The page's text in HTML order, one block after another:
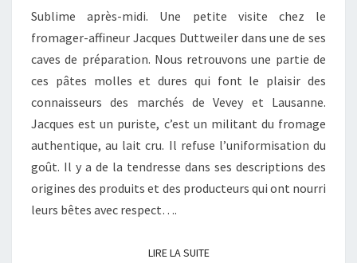
Sublime après-midi. Une petite visite chez le
fromager-affineur Jacques Duttweiler dans une de ses
caves de préparation. Nous retrouvons une partie de
ces pâtes molles et dures qui font le plaisir des
connaisseurs des marchés de Vevey et Lausanne.
Jacques est un puriste, c’est un militant du fromage
authentique, au lait cru. Il refuse l’uniformisation du
goût. Il y a de la tendresse dans ses descriptions des
origines des produits et des producteurs qui ont nourri
leurs bêtes avec respect….
LIRE LA SUITELIRE LA SUITE